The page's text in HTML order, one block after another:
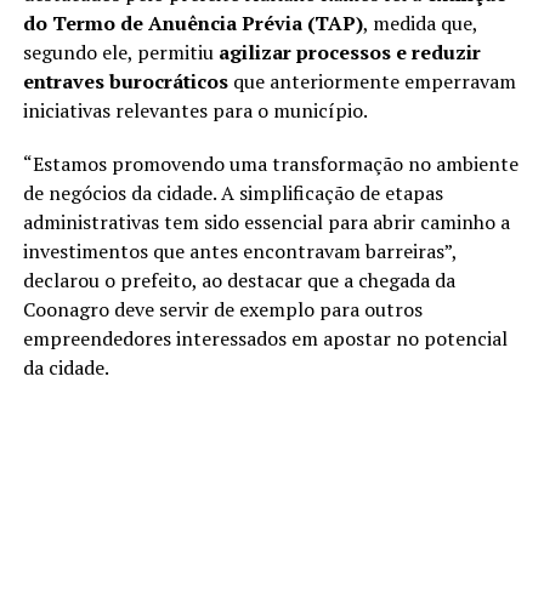
do Termo de Anuência Prévia (TAP), medida que,
segundo ele, permitiu agilizar processos e reduzir
entraves burocráticosque anteriormente emperravam
iniciativas relevantes para o município.
“Estamos promovendo uma transformação no ambiente
de negócios da cidade. A simplificação de etapas
administrativas tem sido essencial para abrir caminho a
investimentos que antes encontravam barreiras”,
declarou o prefeito, ao destacar que a chegada da
Coonagro deve servir de exemplo para outros
empreendedores interessados em apostar no potencial
da cidade.